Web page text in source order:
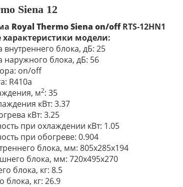
Siena 12
Royal Thermo Siena on/offRTS-12HN1
характеристики модели:
блока, дБ: 25
блока, дБ: 56
on/off
R410а
м2: 35
кВт: 3.37
кВт: 3.25
при охлаждении кВт: 1.05
при обогреве: 0.904
блока, мм: 805x285x194
блока, мм: 720x495x270
блока, кг: 8.5
блока, кг: 26.9